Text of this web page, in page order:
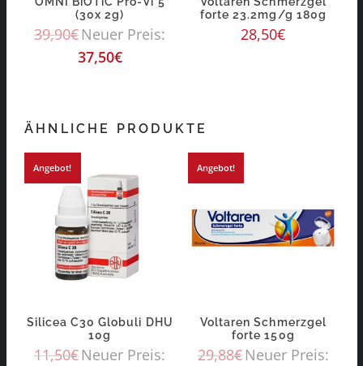
(30x 2g)
39,90€Neuer Preis:
37,50€
forte 23.2mg/g 180g
28,50€
ÄHNLICHE PRODUKTE
Angebot!
Silicea C30 Globuli DHU
10g
11,50€Neuer Preis:
Angebot!
Voltaren Schmerzgel
forte 150g
29,88€Neuer Preis: